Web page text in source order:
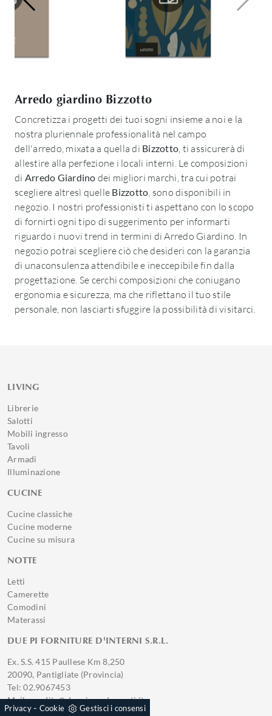
Arredo giardino Bizzotto
Concretizza i progetti dei tuoi sogni insieme a noi e la
nostra pluriennale professionalità nel campo
dell'arredo, mixata a quella di Bizzotto, ti assicurerà di
allestire alla perfezione i locali interni. Le composizioni
di Arredo Giardino dei migliori marchi, tra cui potrai
scegliere altresì quelle Bizzotto, sono disponibili in
negozio. I nostri professionisti ti aspettano con lo scopo
di fornirti ogni tipo di suggerimento per informarti
riguardo i nuovi trend in termini di Arredo Giardino. In
negozio potrai scegliere ciò che desideri con la garanzia
di unaconsulenza attendibile e ineccepibile fin dalla
progettazione. Se cerchi composizioni che coniugano
ergonomia e sicurezza, ma che riflettano il tuo stile
personale, non lasciarti sfuggire la possibilità di visitarci.
LIVING
Librerie
Salotti
Mobili ingresso
Tavoli
Armadi
Illuminazione
CUCINE
Cucine classiche
Cucine moderne
Cucine su misura
NOTTE
Letti
Camerette
Comodini
Materassi
DUE PI FORNITURE D'INTERNI S.R.L.
Ex. S.S. 415 Paullese Km 8,250
20090, Pantigliate (Provincia)
Tel: 02.9067453
Mail: vendita@duepiarredamenti.it
P.IVA 01221560194
Privacy- Cookie Gestisci i consensi